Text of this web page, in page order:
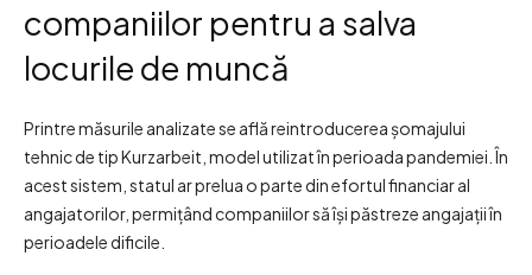
companiilor pentru a salva
locurile de muncă
Printre măsurile analizate se află reintroducerea șomajului
tehnic de tip Kurzarbeit, model utilizat în perioada pandemiei. În
acest sistem, statul ar prelua o parte din efortul financiar al
angajatorilor, permițând companiilor să își păstreze angajații în
perioadele dificile.